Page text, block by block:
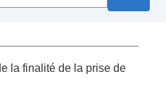
la finalité de la prise de